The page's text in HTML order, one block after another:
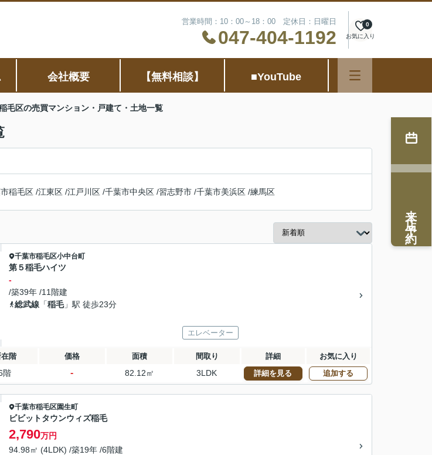
営業時間：10：00～18：00 定休日：日曜日
047-404-1192 お気に入り
0
会社概要 【無料相談】 ■YouTube
毛区の売買マンション・戸建て・土地一覧
稲毛区 /江東区 /江戸川区 /千葉市中央区 /習志野市 /千葉市美浜区 /練馬区
千葉市稲毛区小中台町
第５稲毛ハイツ
-
/築39年 /11階建
総武線 「稲毛」駅 徒歩23分
エレベーター
在階 価格 面積 間取り 詳細 お気に入り
階 - 82.12㎡ 3LDK 詳細を見る 追加する
千葉市稲毛区園生町
ビビットタウンウィズ稲毛
2,790万円
94.98㎡ (4LDK) /築19年 /6階建
来店予約